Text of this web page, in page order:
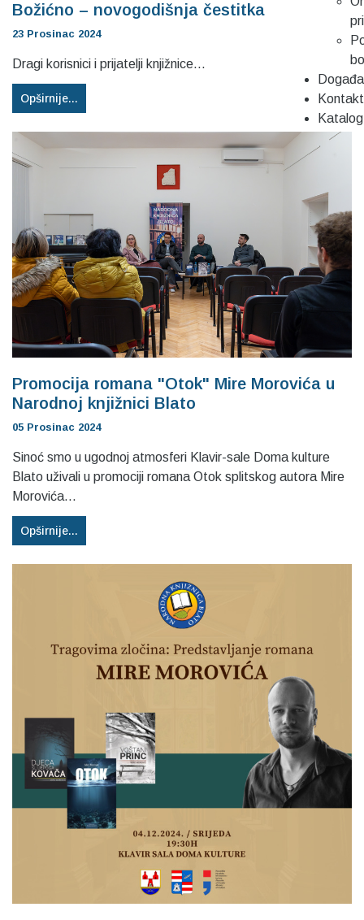
Kontakt
Katalog
Božićno – novogodišnja čestitka
23 Prosinac 2024
Dragi korisnici i prijatelji knjižnice...
Opširnije...
Promocija romana "Otok" Mire Morovića u
Narodnoj knjižnici Blato
05 Prosinac 2024
Sinoć smo u ugodnoj atmosferi Klavir-sale Doma kulture
Blato uživali u promociji romana Otok splitskog autora Mire
Morovića...
Opširnije...